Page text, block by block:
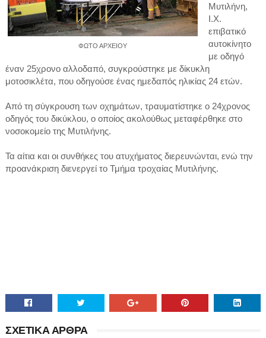
ΦΩΤΟ ΑΡΧΕΙΟΥ
Μυτιλήνη,
Ι.Χ.
επιβατικό
αυτοκίνητο
με οδηγό
έναν 25χρονο αλλοδαπό, συγκρούστηκε με δίκυκλη
μοτοσικλέτα, που οδηγούσε ένας ημεδαπός ηλικίας 24 ετών.
Από τη σύγκρουση των οχημάτων, τραυματίστηκε ο 24χρονος
οδηγός του δικύκλου, ο οποίος ακολούθως μεταφέρθηκε στο
νοσοκομείο της Μυτιλήνης.
Τα αίτια και οι συνθήκες του ατυχήματος διερευνώνται, ενώ την
προανάκριση διενεργεί το Τμήμα τροχαίας Μυτιλήνης.
ΣΧΕΤΙΚΑ ΑΡΘΡΑ